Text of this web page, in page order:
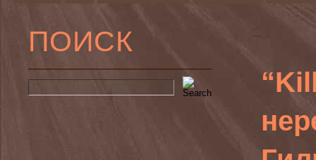
ПОИСК